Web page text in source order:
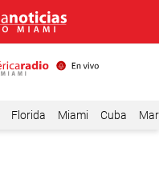
Florida Miami Cuba